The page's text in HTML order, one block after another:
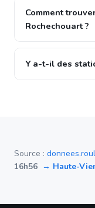
Comment
Rochechouart ?
Y a-t-il des
Source :
16h56 → Haute-